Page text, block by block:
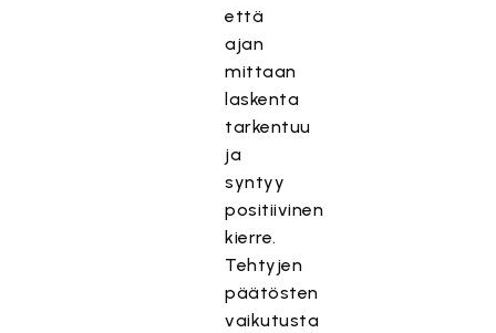
että
ajan
mittaan
laskenta
tarkentuu
ja
syntyy
positiivinen
kierre.
Tehtyjen
päätösten
vaikutusta